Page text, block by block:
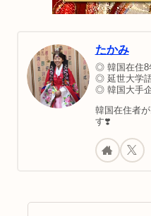
たかみ
◎ 韓国在住8
◎ 延世大学
◎ 韓国大手
韓国在住者
す❣️